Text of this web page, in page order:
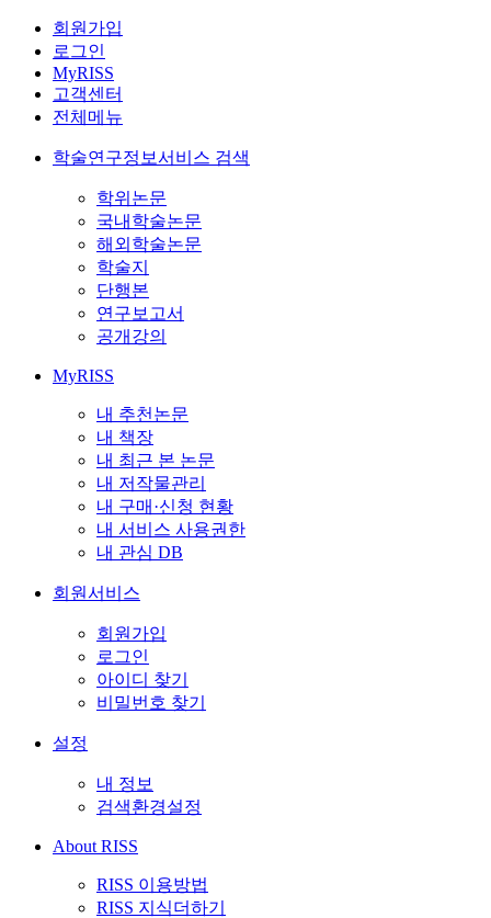
회원가입
로그인
MyRISS
고객센터
전체메뉴
학술연구정보서비스 검색
학위논문
국내학술논문
해외학술논문
학술지
단행본
연구보고서
공개강의
MyRISS
내 추천논문
내 책장
내 최근 본 논문
내 저작물관리
내 구매·신청 현황
내 서비스 사용권한
내 관심 DB
회원서비스
회원가입
로그인
아이디 찾기
비밀번호 찾기
설정
내 정보
검색환경설정
About RISS
RISS 이용방법
RISS 지식더하기